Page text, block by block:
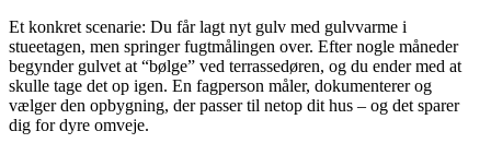
Et konkret scenarie: Du får lagt nyt gulv med gulvvarme i
stueetagen, men springer fugtmålingen over. Efter nogle måneder
begynder gulvet at “bølge” ved terrassedøren, og du ender med at
skulle tage det op igen. En fagperson måler, dokumenterer og
vælger den opbygning, der passer til netop dit hus – og det sparer
dig for dyre omveje.